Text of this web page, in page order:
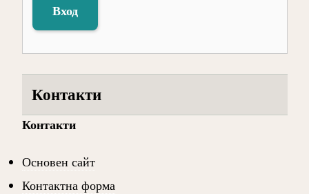
Вход
Контакти
Контакти
Основен сайт
Контактна форма